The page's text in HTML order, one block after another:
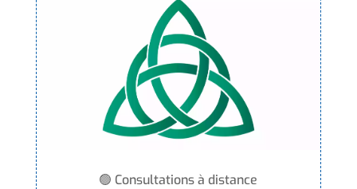
🟢 Consultations à distance